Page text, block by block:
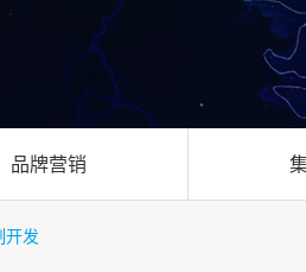
品牌营销
开发